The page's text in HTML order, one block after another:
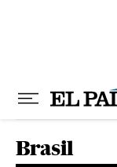
Brasil